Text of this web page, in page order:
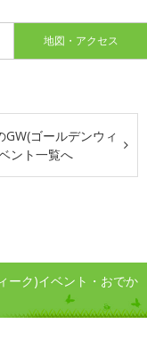
地図・アクセス
GW(ゴールデンウィ
ント一覧へ
ーク)イベント・おでか